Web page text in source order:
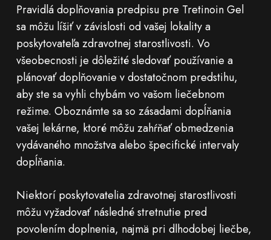
Pravidlá doplňovania predpisu pre Tretinoin Gel
sa môžu líšiť v závislosti od vašej lokality a
poskytovateľa zdravotnej starostlivosti. Vo
všeobecnosti je dôležité sledovať používanie a
plánovať doplňovanie v dostatočnom predstihu,
aby ste sa vyhli chybám vo vašom liečebnom
režime. Oboznámte sa so zásadami dopĺňania
vašej lekárne, ktoré môžu zahŕňať obmedzenia
vydávaného množstva alebo špecifické intervaly
dopĺňania.
Niektorí poskytovatelia zdravotnej starostlivosti
môžu vyžadovať následné stretnutie pred
povolením doplnenia, najmä pri dlhodobej liečbe,